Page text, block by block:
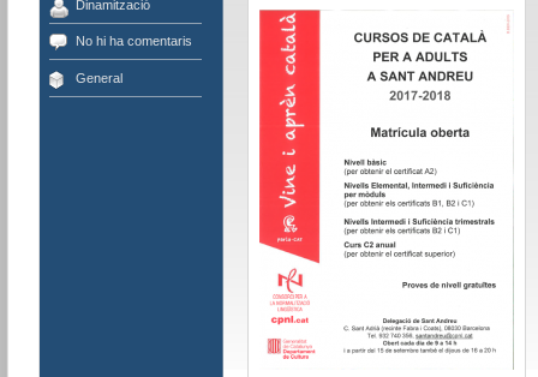
Dinamització
No hi ha comentaris
General